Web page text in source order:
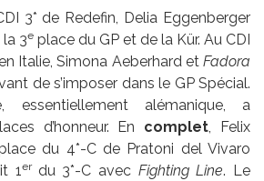
3* de Redefin, Delia Eggenberger
3e place du GP et de la Kür. Au CDI
Italie, Simona Aeberhard et Fadora
de s’imposer dans le GP Spécial.
essentiellement alémanique, a
d’honneur. En complet, Felix
du 4*-C de Pratoni del Vivaro
1er du 3*-C avec Fighting Line. Le